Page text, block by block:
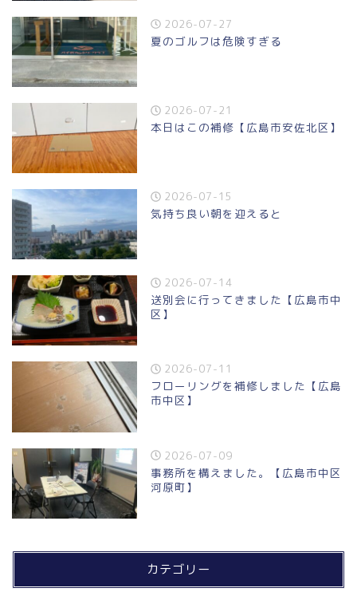
2026-07-27
夏のゴルフは危険すぎる
2026-07-21
本日はこの補修【広島市安佐北区】
2026-07-15
気持ち良い朝を迎えると
2026-07-14
送別会に行ってきました【広島市中
区】
2026-07-11
フローリングを補修しました【広島
市中区】
2026-07-09
事務所を構えました。【広島市中区
河原町】
カテゴリー